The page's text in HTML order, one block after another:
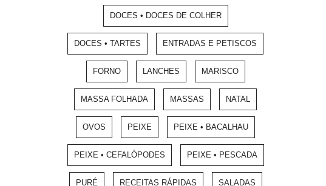
DOCES • DOCES DE COLHER
DOCES • TARTES ENTRADAS E PETISCOS
FORNO LANCHES MARISCO
MASSA FOLHADA MASSAS NATAL
OVOS PEIXE PEIXE • BACALHAU
PEIXE • CEFALÓPODES PEIXE • PESCADA
PURÉ RECEITAS RÁPIDAS SALADAS